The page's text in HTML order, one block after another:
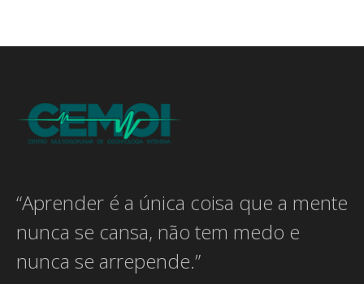
“Aprender é a única coisa que a mente
nunca se cansa, não tem medo e
nunca se arrepende.”